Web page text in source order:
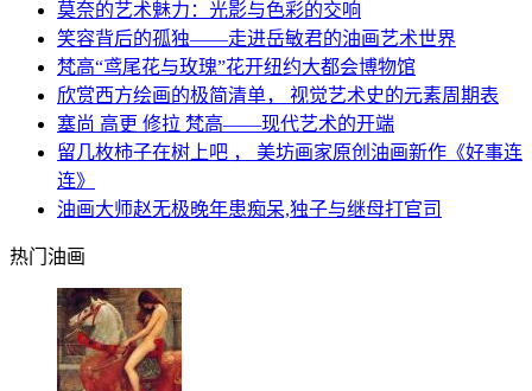
莫奈的艺术魅力：光影与色彩的交响
笑容背后的孤独——走进岳敏君的油画艺术世界
梵高“鸢尾花与玫瑰”花开纽约大都会博物馆
欣赏西方绘画的极简清单， 视觉艺术史的元素周期表
塞尚 高更 修拉 梵高——现代艺术的开端
留几枚柿子在树上吧 ， 美坊画家原创油画新作《好事连
连》
油画大师赵无极晚年患痴呆,独子与继母打官司
热门油画